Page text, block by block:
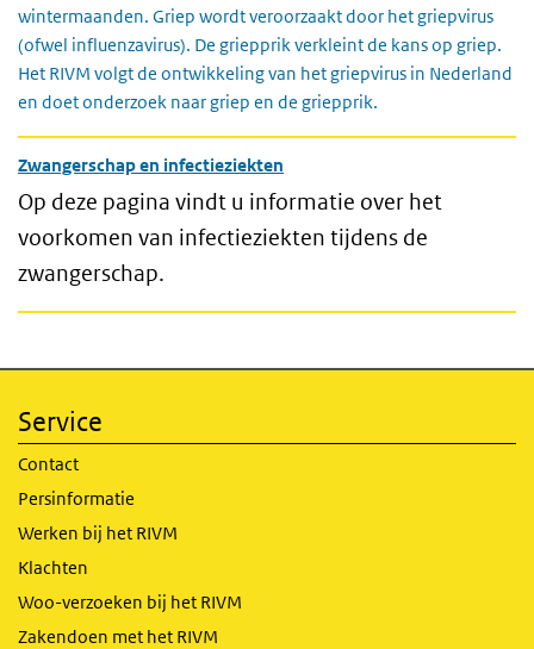
wintermaanden. Griep wordt veroorzaakt door het griepvirus
(ofwel influenzavirus). De griepprik verkleint de kans op griep.
Het RIVM volgt de ontwikkeling van het griepvirus in Nederland
en doet onderzoek naar griep en de griepprik.
Zwangerschap en infectieziekten
Op deze pagina vindt u informatie over het
voorkomen van infectieziekten tijdens de
zwangerschap.
Service
Contact
Persinformatie
Werken bij het RIVM
Klachten
Woo-verzoeken bij het RIVM
Zakendoen met het RIVM